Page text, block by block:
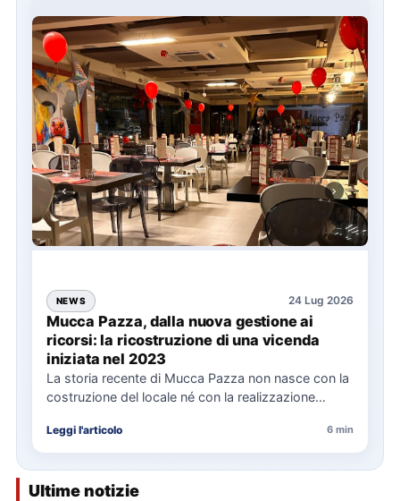
NEWS 24 Lug 2026
Mucca Pazza, dalla nuova gestione ai
ricorsi: la ricostruzione di una vicenda
iniziata nel 2023
La storia recente di Mucca Pazza non nasce con la
costruzione del locale né con la realizzazione
Leggi l'articolo 6 min
Ultime notizie